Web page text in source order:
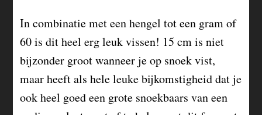
In combinatie met een hengel tot een gram of
60 is dit heel erg leuk vissen! 15 cm is niet
bijzonder groot wanneer je op snoek vist,
maar heeft als hele leuke bijkomstigheid dat je
ook heel goed een grote snoekbaars van een